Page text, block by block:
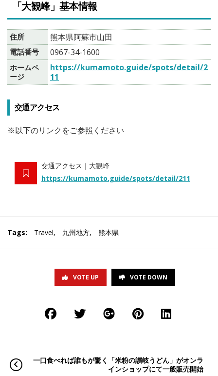
「大観峰」基本情報
住所 熊本県阿蘇市山田
電話番号 0967-34-1600
ホームペ
ージ
https://kumamoto.guide/spots/detail/2
11
交通アクセス
※以下のリンクをご参照ください
交通アクセス｜大観峰
https://kumamoto.guide/spots/detail/211
Tags: Travel, 九州地方, 熊本県
VOTE UP VOTE DOWN
一口食べれば誰もが驚く「米粉の讃岐うどん」がオンラ
インショップにて一般販売開始